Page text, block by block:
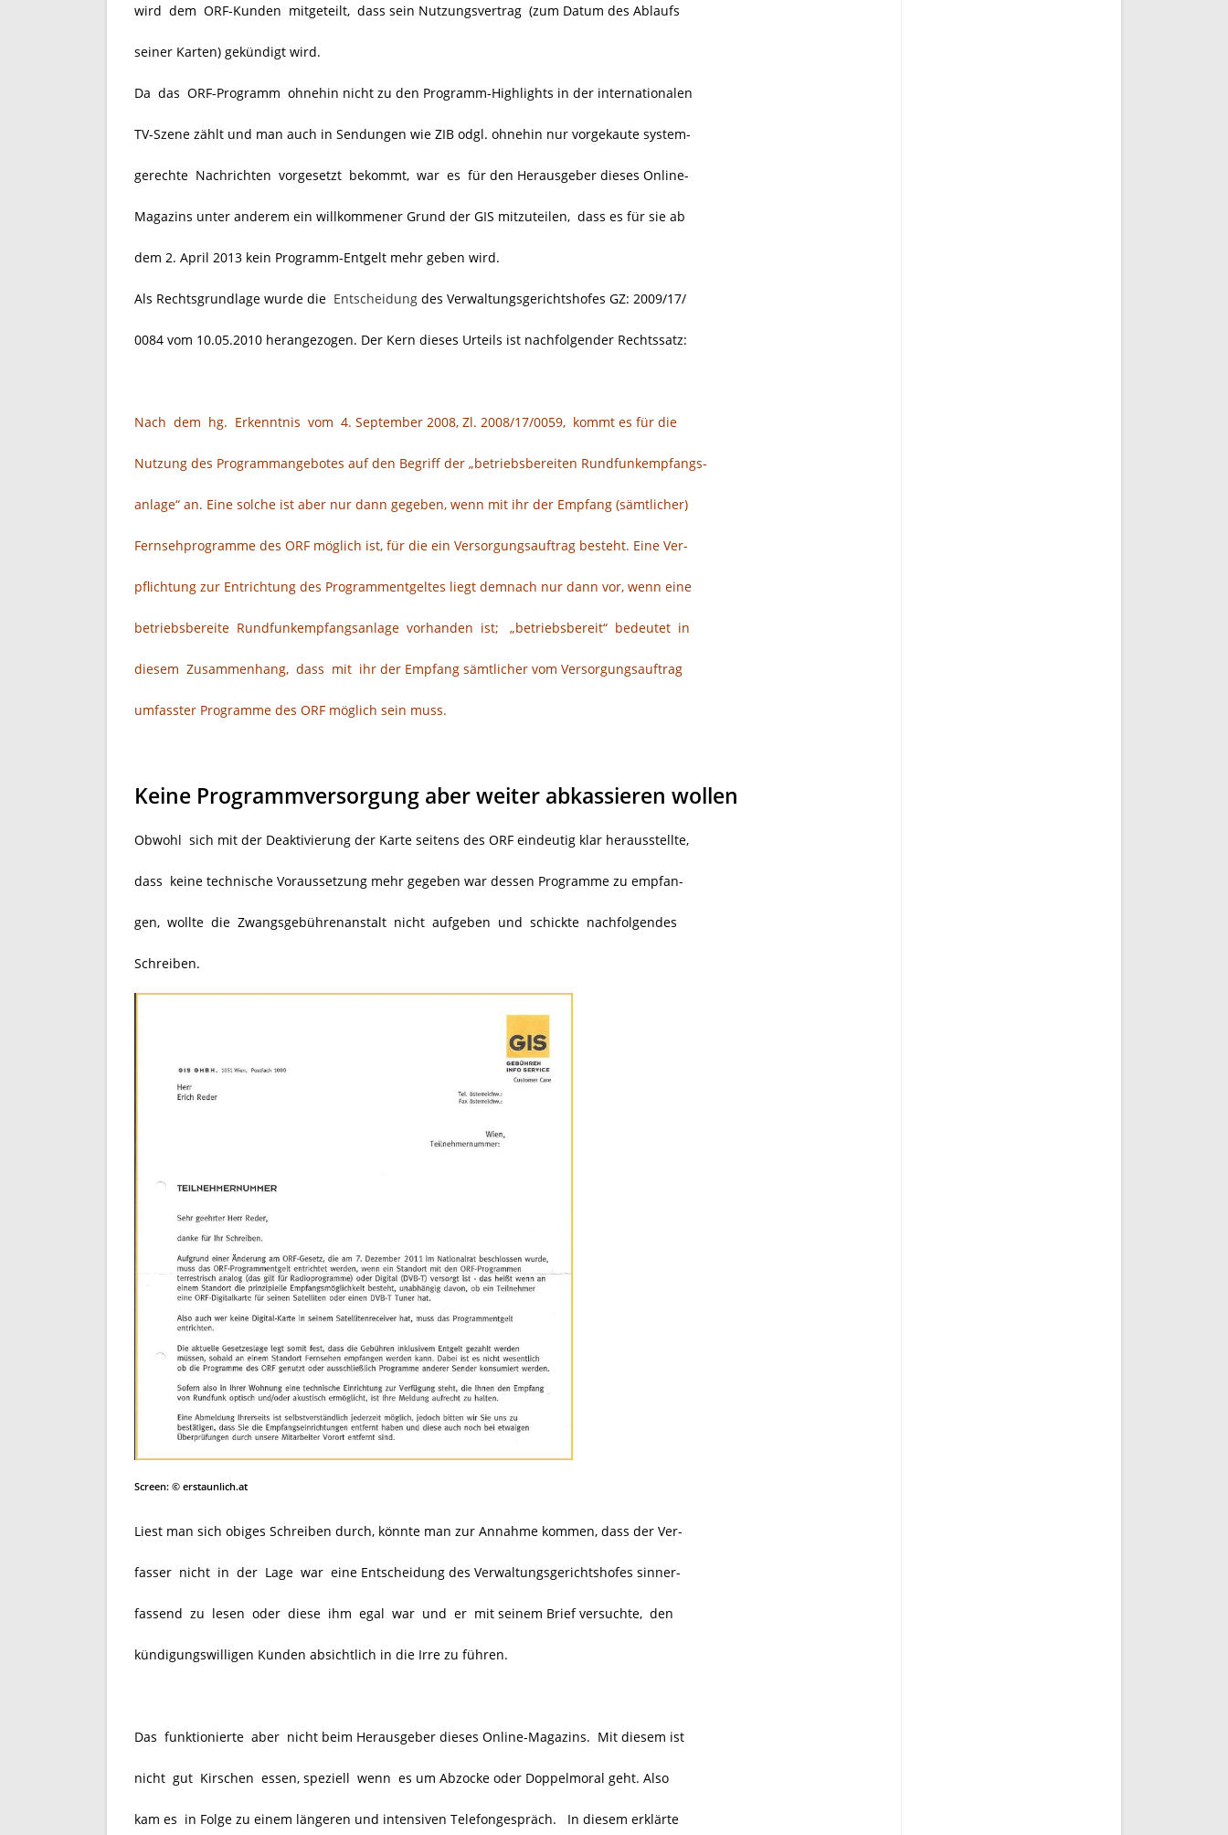
wird dem ORF-Kunden mitgeteilt, dass sein Nutzungsvertrag (zum Datum des Ablaufs
seiner Karten) gekündigt wird.
Da das ORF-Programm ohnehin nicht zu den Programm-Highlights in der internationalen
TV-Szene zählt und man auch in Sendungen wie ZIB odgl. ohnehin nur vorgekaute system-
gerechte Nachrichten vorgesetzt bekommt, war es für den Herausgeber dieses Online-
Magazins unter anderem ein willkommener Grund der GIS mitzuteilen, dass es für sie ab
dem 2. April 2013 kein Programm-Entgelt mehr geben wird.
Als Rechtsgrundlage wurde die Entscheidung des Verwaltungsgerichtshofes GZ: 2009/17/
0084 vom 10.05.2010 herangezogen. Der Kern dieses Urteils ist nachfolgender Rechtssatz:
Nach dem hg. Erkenntnis vom 4. September 2008, Zl. 2008/17/0059, kommt es für die
Nutzung des Programmangebotes auf den Begriff der „betriebsbereiten Rundfunkempfangs-
anlage“ an. Eine solche ist aber nur dann gegeben, wenn mit ihr der Empfang (sämtlicher)
Fernsehprogramme des ORF möglich ist, für die ein Versorgungsauftrag besteht. Eine Ver-
pflichtung zur Entrichtung des Programmentgeltes liegt demnach nur dann vor, wenn eine
betriebsbereite Rundfunkempfangsanlage vorhanden ist; „betriebsbereit“ bedeutet in
diesem Zusammenhang, dass mit ihr der Empfang sämtlicher vom Versorgungsauftrag
umfasster Programme des ORF möglich sein muss.
Keine Programmversorgung aber weiter abkassieren wollen
Obwohl sich mit der Deaktivierung der Karte seitens des ORF eindeutig klar herausstellte,
dass keine technische Voraussetzung mehr gegeben war dessen Programme zu empfan-
gen, wollte die Zwangsgebührenanstalt nicht aufgeben und schickte nachfolgendes
Schreiben.
Screen: © erstaunlich.at
Liest man sich obiges Schreiben durch, könnte man zur Annahme kommen, dass der Ver-
fasser nicht in der Lage war eine Entscheidung des Verwaltungsgerichtshofes sinner-
fassend zu lesen oder diese ihm egal war und er mit seinem Brief versuchte, den
kündigungswilligen Kunden absichtlich in die Irre zu führen.
Das funktionierte aber nicht beim Herausgeber dieses Online-Magazins. Mit diesem ist
nicht gut Kirschen essen, speziell wenn es um Abzocke oder Doppelmoral geht. Also
kam es in Folge zu einem längeren und intensiven Telefongespräch. In diesem erklärte